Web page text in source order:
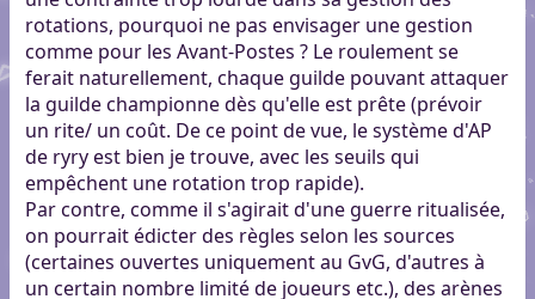
rotations, pourquoi ne pas envisager une gestion
comme pour les Avant-Postes ? Le roulement se
ferait naturellement, chaque guilde pouvant attaquer
la guilde championne dès qu'elle est prête (prévoir
un rite/ un coût. De ce point de vue, le système d'AP
de ryry est bien je trouve, avec les seuils qui
empêchent une rotation trop rapide).
Par contre, comme il s'agirait d'une guerre ritualisée,
on pourrait édicter des règles selon les sources
(certaines ouvertes uniquement au GvG, d'autres à
un certain nombre limité de joueurs etc.), des arènes